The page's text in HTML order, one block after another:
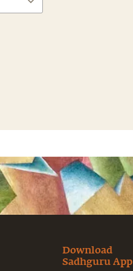
Download
Sadhguru App